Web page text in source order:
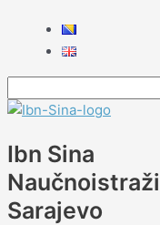
Ibn Sina
Sarajevo